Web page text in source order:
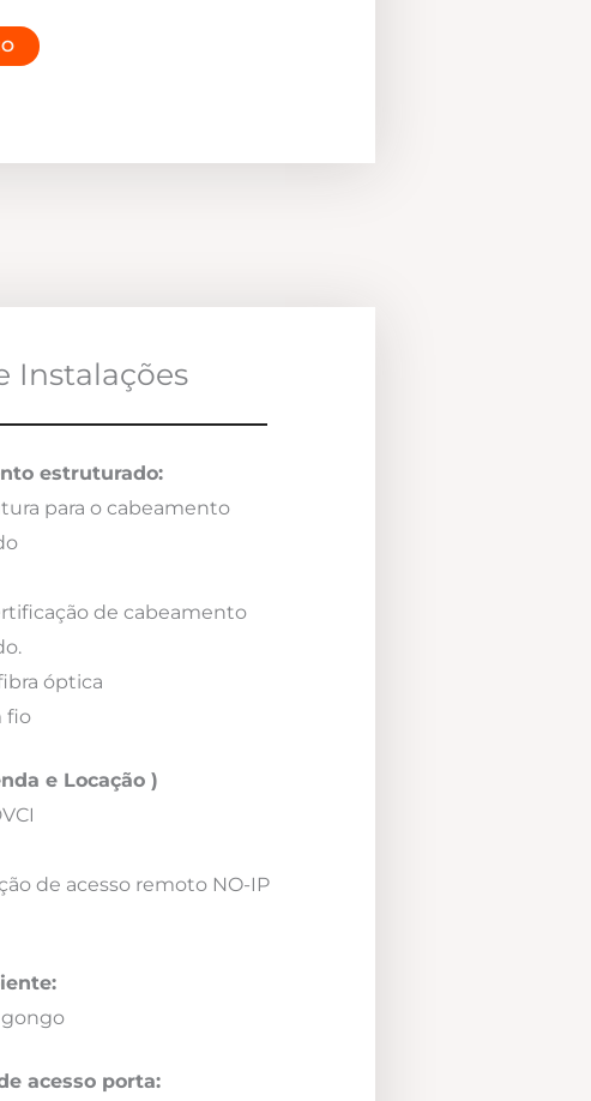
Instalações
estruturado:
para o cabeamento
de cabeamento
óptica
fio
e Locação )
de acesso remoto NO-IP
acesso porta: